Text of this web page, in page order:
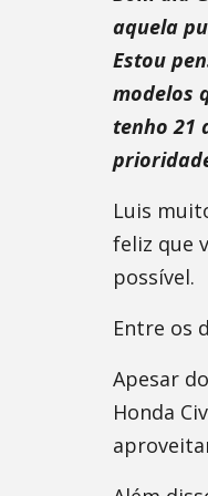
aquela
Estou
modelos
tenho 21
Luis
feliz que
possível.
Entre os
Apesar
Honda